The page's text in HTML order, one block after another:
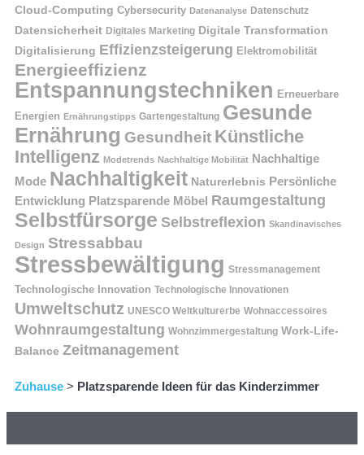
Cloud-Computing Cybersecurity Datenanalyse Datenschutz
Datensicherheit Digitales Marketing Digitale Transformation
Digitalisierung Effizienzsteigerung Elektromobilität
Energieeffizienz
Entspannungstechniken Erneuerbare
Energien Ernährungstipps Gartengestaltung Gesunde
Ernährung Gesundheit Künstliche
Intelligenz Modetrends Nachhaltige Mobilität Nachhaltige
Mode Nachhaltigkeit Naturerlebnis Persönliche
Entwicklung Platzsparende Möbel Raumgestaltung
Selbstfürsorge Selbstreflexion Skandinavisches
Design Stressabbau
Stressbewältigung Stressmanagement
Technologische Innovation Technologische Innovationen
Umweltschutz UNESCO Weltkulturerbe Wohnaccessoires
Wohnraumgestaltung Wohnzimmergestaltung Work-Life-
Balance Zeitmanagement
Zuhause > Platzsparende Ideen für das Kinderzimmer